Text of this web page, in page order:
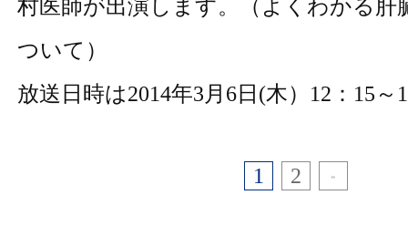
村医師が出演します。（ よくわかる肝
ついて ）
放送日時は2014年3月6日(木）12：15～
1 2 »